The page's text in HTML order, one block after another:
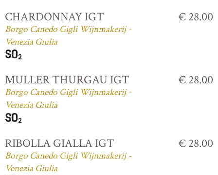
CHARDONNAY IGT
Borgo Canedo Gigli Wijnmakerij -
Venezia Giulia
€ 28.00
MULLER THURGAU IGT
Borgo Canedo Gigli Wijnmakerij -
Venezia Giulia
€ 28.00
RIBOLLA GIALLA IGT
Borgo Canedo Gigli Wijnmakerij -
Venezia Giulia
€ 28.00